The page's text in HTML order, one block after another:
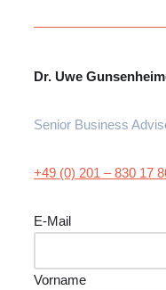
Dr. Uwe
Senior Business
+49 (0) 201 – 830 17
E-Mail
Vorname